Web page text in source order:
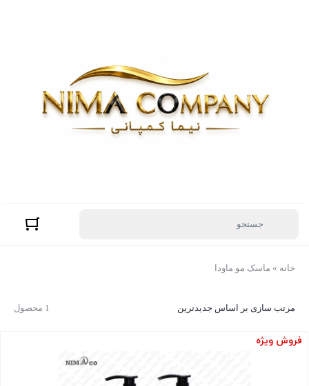
خانه » ماسک مو ماودا
1 محصول مرتب سازی بر اساس جدیدترین
فروش ویژه